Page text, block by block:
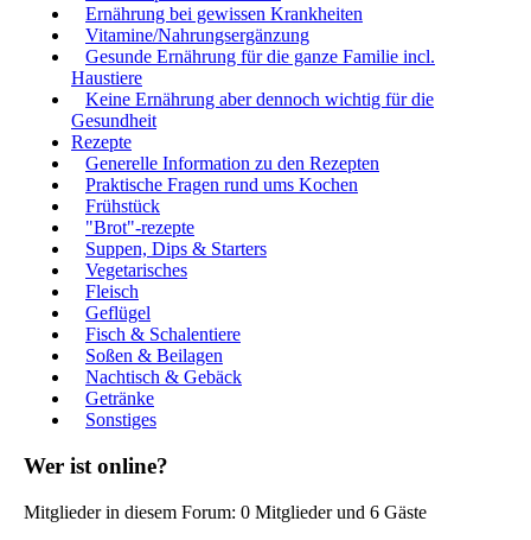
Ernährung bei gewissen Krankheiten
Vitamine/Nahrungsergänzung
Gesunde Ernährung für die ganze Familie incl.
Haustiere
Keine Ernährung aber dennoch wichtig für die
Gesundheit
Rezepte
Generelle Information zu den Rezepten
Praktische Fragen rund ums Kochen
Frühstück
"Brot"-rezepte
Suppen, Dips & Starters
Vegetarisches
Fleisch
Geflügel
Fisch & Schalentiere
Soßen & Beilagen
Nachtisch & Gebäck
Getränke
Sonstiges
Wer ist online?
Mitglieder in diesem Forum: 0 Mitglieder und 6 Gäste